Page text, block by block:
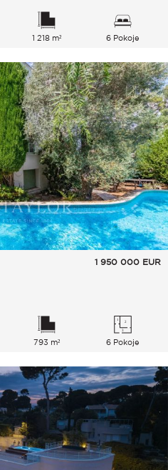
1 218 m² 6 Pokoje
1 950 000 EUR
793 m² 6 Pokoje